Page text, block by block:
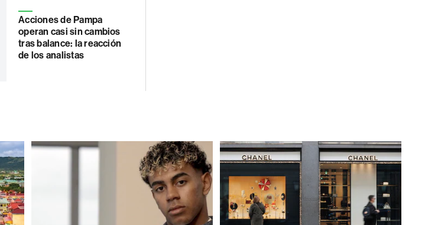
Acciones de Pampa
operan casi sin cambios
tras balance: la reacción
de los analistas